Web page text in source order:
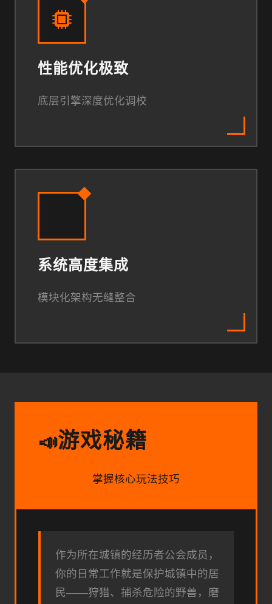
性能优化极致
底层引擎深度优化调校
系统高度集成
模块化架构无缝整合
📣游戏秘籍
掌握核心玩法技巧
作为所在城镇的经历者公会成员，
你的日常工作就是保护城镇中的居
民——狩猎、捕杀危险的野兽，磨